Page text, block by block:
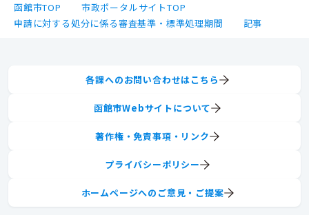
函館市TOP
市政ポータルサイトTOP
申請に対する処分に係る審査基準・標準処理期間
記事
各課へのお問い合わせはこちら
函館市Webサイトについて
著作権・免責事項・リンク
プライバシーポリシー
ホームページへのご意見・ご提案